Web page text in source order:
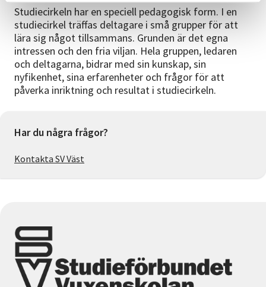
Studiecirkeln har en speciell pedagogisk form. I en
studiecirkel träffas deltagare i små grupper för att
lära sig något tillsammans. Grunden är det egna
intressen och den fria viljan. Hela gruppen, ledaren
och deltagarna, bidrar med sin kunskap, sin
nyfikenhet, sina erfarenheter och frågor för att
påverka inriktning och resultat i studiecirkeln.
Har du några frågor?
Kontakta SV Väst